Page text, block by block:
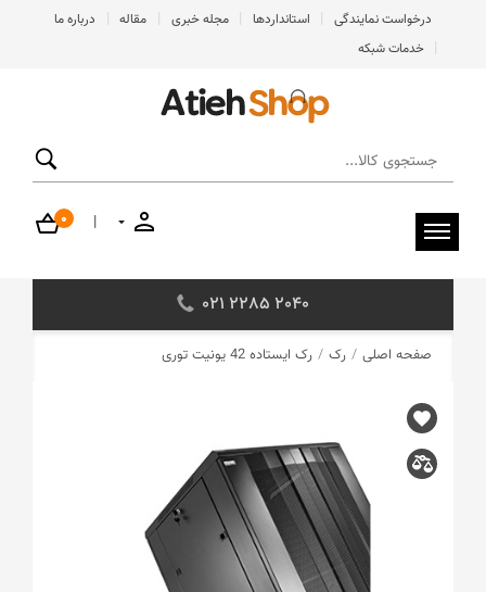
درخواست نمایندگی | استانداردها | مجله خبری | مقاله | درباره ما
| خدمات شبکه
|
0
021 2285 2040
صفحه اصلی / رک / رک ایستاده 42 یونیت توری